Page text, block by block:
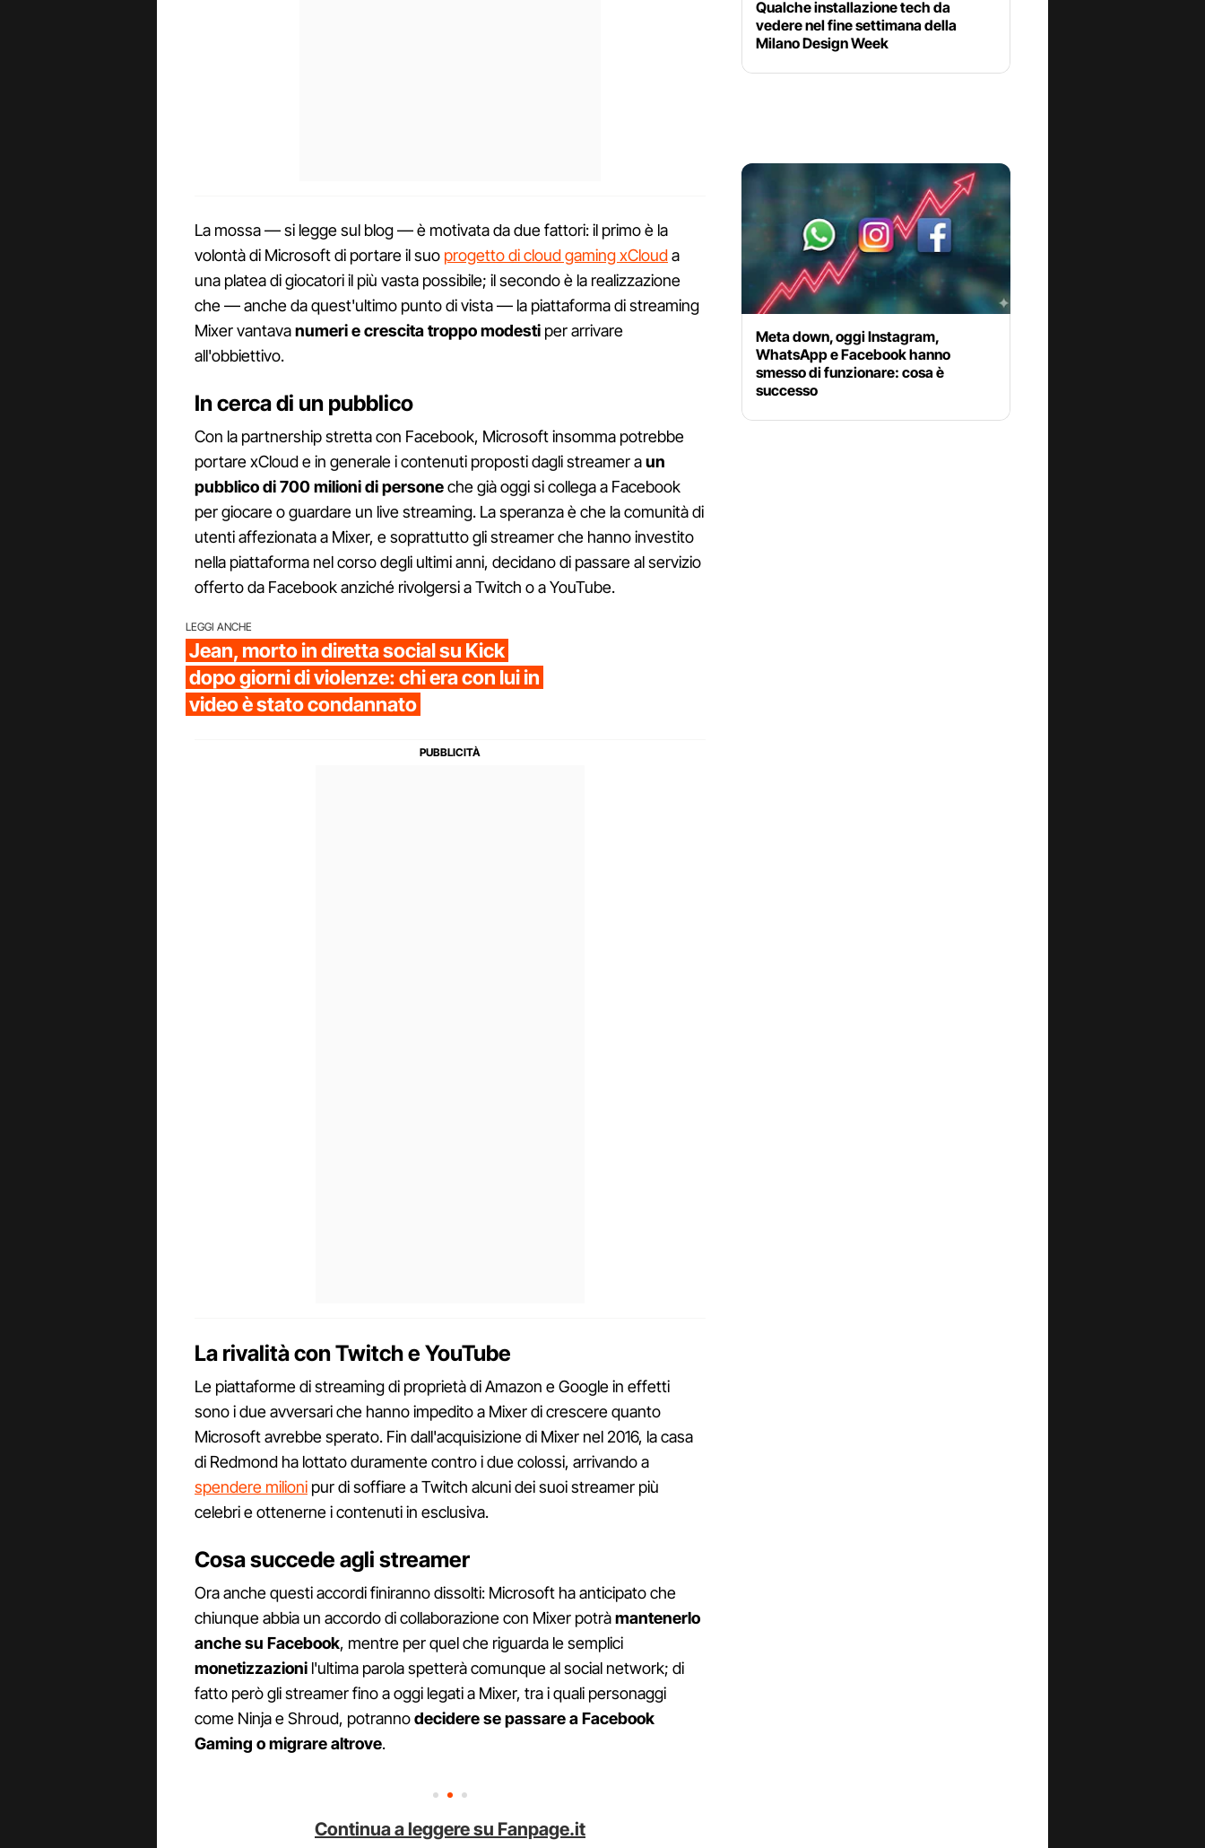
La mossa — si legge sul blog — è motivata da due fattori: il primo è la
volontà di Microsoft di portare il suo progetto di cloud gaming xClouda
una platea di giocatori il più vasta possibile; il secondo è la realizzazione
che — anche da quest'ultimo punto di vista — la piattaforma di streaming
Mixer vantavanumeri e crescita troppo modesti per arrivare
all'obbiettivo.
In cerca di un pubblico
Con la partnership stretta con Facebook, Microsoft insomma potrebbe
portare xCloud e in generale i contenuti proposti dagli streamer aun
pubblico di 700 milioni di personeche già oggi si collega a Facebook
per giocare o guardare un live streaming. La speranza è che la comunità di
utenti affezionata a Mixer, e soprattutto gli streamer che hanno investito
nella piattaforma nel corso degli ultimi anni, decidano di passare al servizio
offerto da Facebook anziché rivolgersi a Twitch o a YouTube.
LEGGI ANCHE
Jean, morto in diretta social su Kick
dopo giorni di violenze: chi era con lui in
video è stato condannato
La rivalità con Twitch e YouTube
Le piattaforme di streaming di proprietà di Amazon e Google in effetti
sono i due avversari che hanno impedito a Mixer di crescere quanto
Microsoft avrebbe sperato. Fin dall'acquisizione di Mixer nel 2016, la casa
di Redmond ha lottato duramente contro i due colossi, arrivando a
spendere milioni pur di soffiare a Twitch alcuni dei suoi streamer più
celebri e ottenerne i contenuti in esclusiva.
Cosa succede agli streamer
Ora anche questi accordi finiranno dissolti: Microsoft ha anticipato che
chiunque abbia un accordo di collaborazione con Mixer potràmantenerlo
anche su Facebook, mentre per quel che riguarda le semplici
monetizzazioni l'ultima parola spetterà comunque al social network; di
fatto però gli streamer fino a oggi legati a Mixer, tra i quali personaggi
come Ninja e Shroud, potrannodecidere se passare a Facebook
Gaming o migrare altrove.
Continua a leggere su Fanpage.it
Qualche installazione tech da
vedere nel fine settimana della
Milano Design Week
Meta down, oggi Instagram,
WhatsApp e Facebook hanno
smesso di funzionare: cosa è
successo